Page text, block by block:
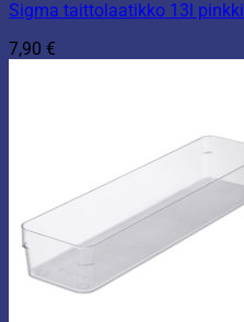
Sigma taittolaatikko 13l pinkki
7,90 €